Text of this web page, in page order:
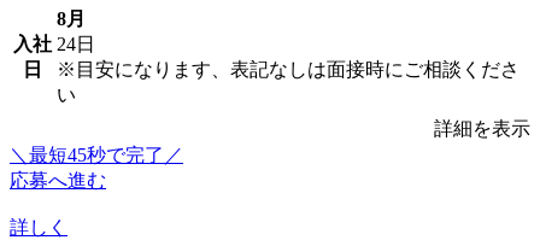
入社
日
8月
24日
※目安になります、表記なしは面接時にご相談くださ
い
詳細を表示
＼最短45秒で完了／
応募へ進む
詳しく